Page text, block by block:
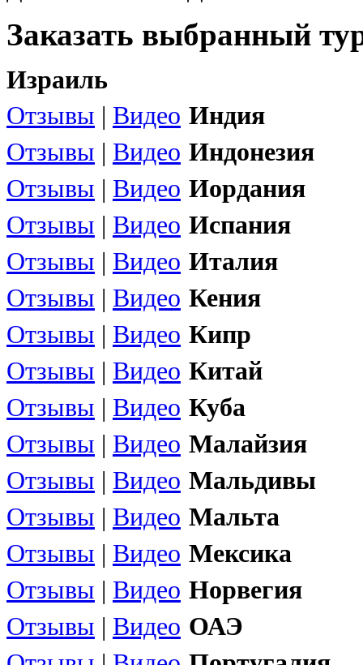
Заказать выбранный
Израиль
Отзывы | Видео Индия
Отзывы | Видео Индонезия
Отзывы | Видео Иордания
Отзывы | Видео Испания
Отзывы | Видео Италия
Отзывы | Видео Кения
Отзывы | Видео Кипр
Отзывы | Видео Китай
Отзывы | Видео Куба
Отзывы | Видео Малайзия
Отзывы | Видео Мальдивы
Отзывы | Видео Мальта
Отзывы | Видео Мексика
Отзывы | Видео Норвегия
Отзывы | Видео ОАЭ